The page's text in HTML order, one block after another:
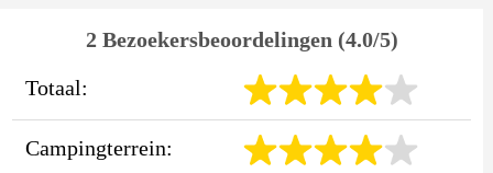
2 Bezoekersbeoordelingen (4.0/5)
Totaal:
Campingterrein: